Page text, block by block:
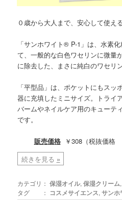
０歳から大人まで、安心して使え
「サンホワイト® P-1」は、水素
て、一般的な白色ワセリンに微量
に除去した、まさに純白のワセリン
「平型品」は、ポケットにもス
器に充填したミニサイズ。トライ
バームやネイルケア用のキューテ
です。
販売価格￥308（税抜価格
続きを見る »
カテゴリ： 保湿オイル,保湿クリーム
タグ ： コスメサイエンス,サンホ